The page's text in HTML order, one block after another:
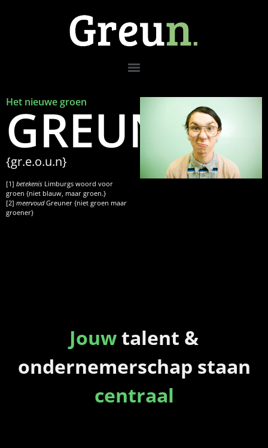
Het nieuwe groen
GREUN.
{gr.e.o.u.n}
[1] betekenis Limburgs woord voor
groen {niet blauw, maar groen.}
[2] meervoudGreuner {niet groen maar
groener}
Jouwtalent &
ondernemerschap staan
centraal